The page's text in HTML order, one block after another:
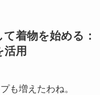
着物を始める：
活用
も増えたわね。